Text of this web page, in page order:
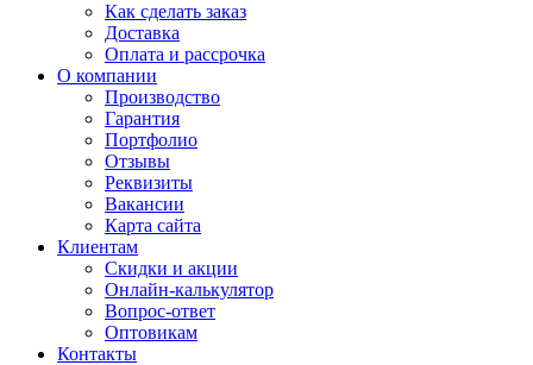
Как сделать заказ
Доставка
Оплата и рассрочка
О компании
Производство
Гарантия
Портфолио
Отзывы
Реквизиты
Вакансии
Карта сайта
Клиентам
Скидки и акции
Онлайн-калькулятор
Вопрос-ответ
Оптовикам
Контакты